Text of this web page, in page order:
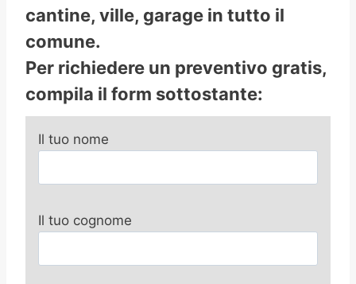
cantine, ville, garage in tutto il
comune.
Per richiedere un preventivo gratis,
compila il form sottostante:
Il tuo nome
Il tuo cognome